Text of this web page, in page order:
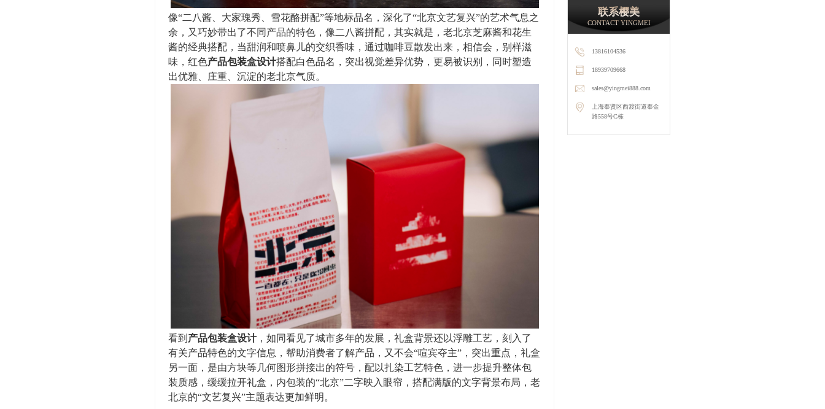
联系樱美
CONTACT YINGMEI
13816104536
18939709668
sales@yingmei888.com
上海奉贤区西渡街道奉金
路558号C栋
像“二八酱、大家瑰秀、雪花酪拼配”等地标品名，深化了“北京文艺复兴”的艺术气息之
余，又巧妙带出了不同产品的特色，像二八酱拼配，其实就是，老北京芝麻酱和花生
酱的经典搭配，当甜润和喷鼻儿的交织香味，通过咖啡豆散发出来，相信会，别样滋
味，红色产品包装盒设计搭配白色品名，突出视觉差异优势，更易被识别，同时塑造
出优雅、庄重、沉淀的老北京气质。
看到 产品包装盒设计 ，如同看见了城市多年的发展，礼盒背景还以浮雕工艺，刻入了
有关产品特色的文字信息，帮助消费者了解产品，又不会“喧宾夺主”，突出重点，礼盒
另一面，是由方块等几何图形拼接出的符号，配以扎染工艺特色，进一步提升整体包
装质感，缓缓拉开礼盒，内包装的“北京”二字映入眼帘，搭配满版的文字背景布局，老
北京的“文艺复兴”主题表达更加鲜明。